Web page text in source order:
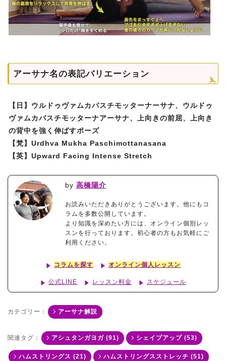
アーサナ名の表記バリエーション
【日】ウルドゥヴァムカパスチモッターナーサナ、ウルドゥ
ヴァムカパスチモッターナアーサナ、上向きの前屈、上向き
の背中を強く伸ばすポーズ
【梵】Urdhva Mukha Paschimottanasana
【英】Upward Facing Intense Stretch
by 高橋陽介
お読みいただきありがとうございます。他にもコ
ラムを多数公開しています。
より知識を深めたい方には、オンライン個別レッ
スンを行っております。初心者の方もお気軽にご
利用ください。
コラムを探す オンライン個人レッスン
公式LINE レッスン料金 スケジュール
カテゴリー： アーサナ解説
関連タグ： アシュタンガヨガ (91) シェイプアップ (53)
ハムストリングス (21) ハムストリングスストレッチ (51)